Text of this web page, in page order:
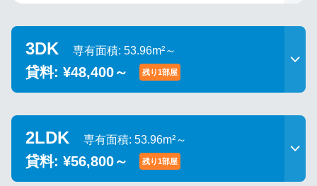
3DK 専有面積: 53.96m²～
貸料: ¥48,400～ 残り1部屋
2LDK 専有面積: 53.96m²～
貸料: ¥56,800～ 残り1部屋